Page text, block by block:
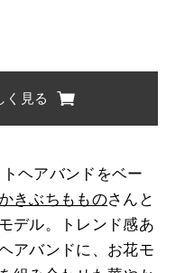
く見る
ヘアバンドをベー
かきぶちもものさんと
デル。トレンド感あ
アバンドに、お花モ